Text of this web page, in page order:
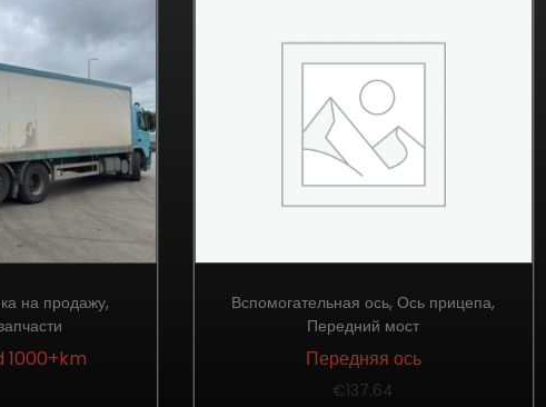
на продажу,
1000+km
Вспомогательная ось,Ось прицепа,
Передний мост
Передняя ось
€137.64